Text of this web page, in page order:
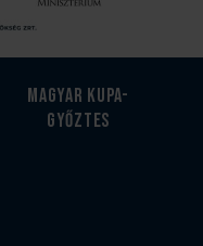
Magyar kupa-
győztes